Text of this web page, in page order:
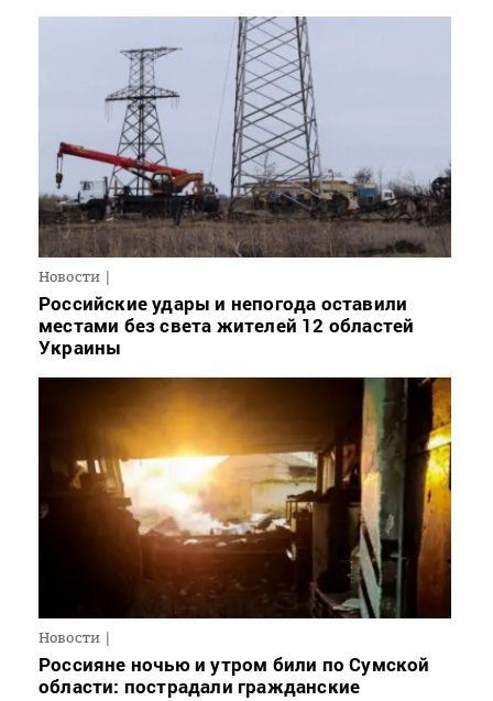
Новости
Российские удары и непогода оставили
местами без света жителей 12 областей
Украины
Новости
Россияне ночью и утром били по Сумской
области: пострадали гражданские